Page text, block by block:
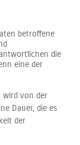
betroffene
die
eine der
wird von der
Dauer, die es
der